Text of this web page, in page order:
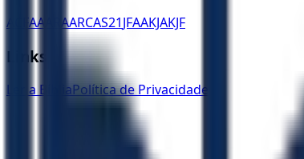
ACFAA ARAARCAS21JFAAKJAKJF
Links
Ler a BíbliaPolítica de Privacidade